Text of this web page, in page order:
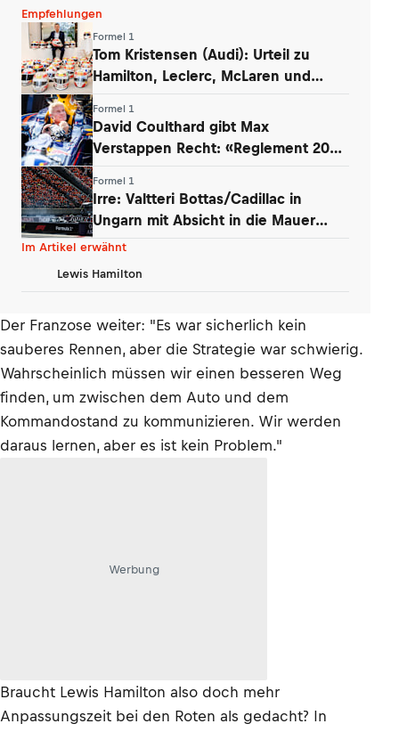
Empfehlungen
Formel 1
Tom Kristensen (Audi): Urteil zu
Hamilton, Leclerc, McLaren und
Formel 1
David Coulthard gibt Max
Verstappen Recht: «Reglement 2026
Formel 1
Irre: Valtteri Bottas/Cadillac in
Ungarn mit Absicht in die Mauer
gefahren
Im Artikel erwähnt
Lewis Hamilton
Der Franzose weiter: "Es war sicherlich kein
sauberes Rennen, aber die Strategie war schwierig.
Wahrscheinlich müssen wir einen besseren Weg
finden, um zwischen dem Auto und dem
Kommandostand zu kommunizieren. Wir werden
daraus lernen, aber es ist kein Problem."
Werbung
Braucht Lewis Hamilton also doch mehr
Anpassungszeit bei den Roten als gedacht? In